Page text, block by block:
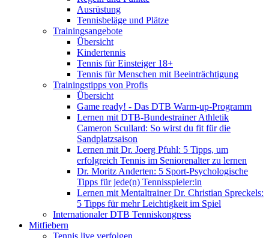
Ausrüstung
Tennisbeläge und Plätze
Trainingsangebote
Übersicht
Kindertennis
Tennis für Einsteiger 18+
Tennis für Menschen mit Beeinträchtigung
Trainingstipps von Profis
Übersicht
Game ready! - Das DTB Warm-up-Programm
Lernen mit DTB-Bundestrainer Athletik
Cameron Scullard: So wirst du fit für die
Sandplatzsaison
Lernen mit Dr. Joerg Pfuhl: 5 Tipps, um
erfolgreich Tennis im Seniorenalter zu lernen
Dr. Moritz Anderten: 5 Sport-Psychologische
Tipps für jede(n) Tennisspieler:in
Lernen mit Mentaltrainer Dr. Christian Spreckels:
5 Tipps für mehr Leichtigkeit im Spiel
Internationaler DTB Tenniskongress
Mitfiebern
Tennis live verfolgen